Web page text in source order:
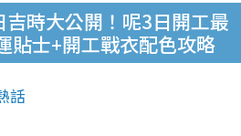
時大公開！呢3日開工最
貼士+開工戰衣配色攻略
話